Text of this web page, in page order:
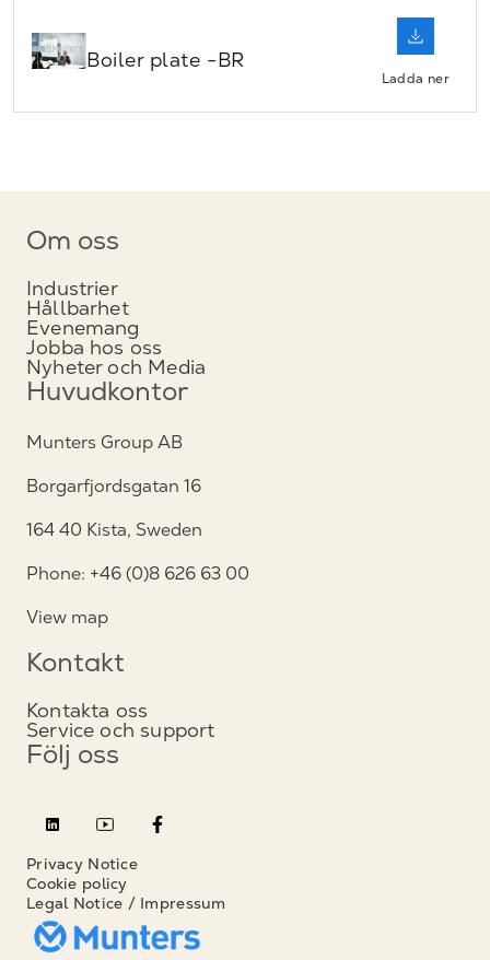
Boiler plate -BR
Ladda ner
Om oss
Industrier
Hållbarhet
Evenemang
Jobba hos oss
Nyheter och Media
Huvudkontor
Munters Group AB
Borgarfjordsgatan 16
164 40 Kista, Sweden
Phone: +46 (0)8 626 63 00
View map
Kontakt
Kontakta oss
Service och support
Följ oss
Privacy Notice
Cookie policy
Legal Notice / Impressum